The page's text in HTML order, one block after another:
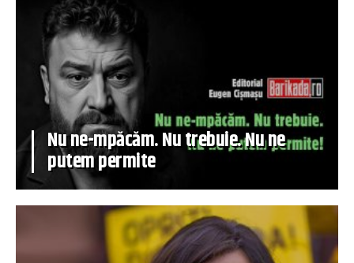
Nu ne-mpăcăm. Nu trebuie. Nu ne
putem permite